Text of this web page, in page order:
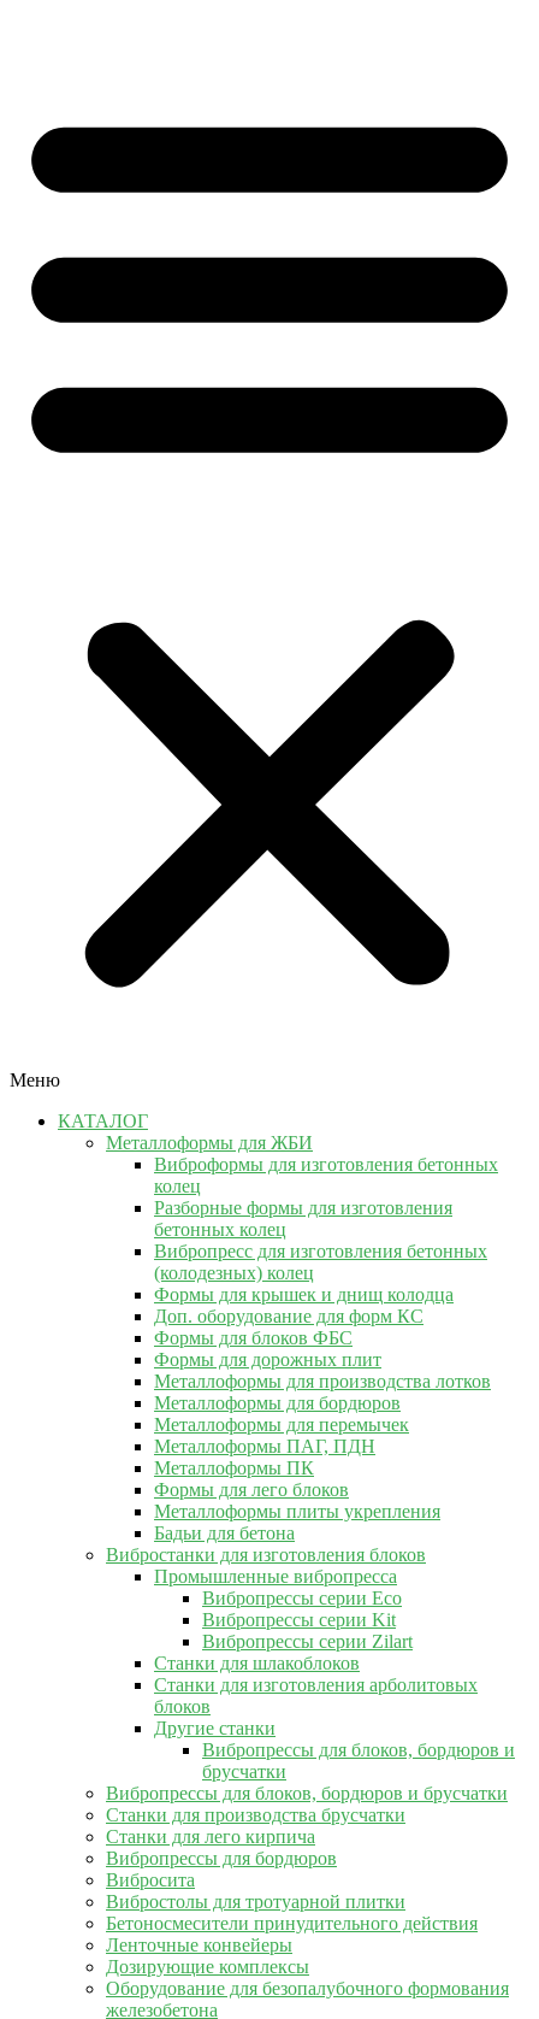
Меню
КАТАЛОГ
Металлоформы для ЖБИ
Виброформы для изготовления бетонных
колец
Разборные формы для изготовления
бетонных колец
Вибропресс для изготовления бетонных
(колодезных) колец
Формы для крышек и днищ колодца
Доп. оборудование для форм КС
Формы для блоков ФБС
Формы для дорожных плит
Металлоформы для производства лотков
Металлоформы для бордюров
Металлоформы для перемычек
Металлоформы ПАГ, ПДН
Металлоформы ПК
Формы для лего блоков
Металлоформы плиты укрепления
Бадьи для бетона
Вибростанки для изготовления блоков
Промышленные вибропресса
Вибропрессы серии Eco
Вибропрессы серии Kit
Вибропрессы серии Zilart
Станки для шлакоблоков
Станки для изготовления арболитовых
блоков
Другие станки
Вибропрессы для блоков, бордюров и
брусчатки
Вибропрессы для блоков, бордюров и брусчатки
Станки для производства брусчатки
Станки для лего кирпича
Вибропрессы для бордюров
Вибросита
Вибростолы для тротуарной плитки
Бетоносмесители принудительного действия
Ленточные конвейеры
Дозирующие комплексы
Оборудование для безопалубочного формования
железобетона